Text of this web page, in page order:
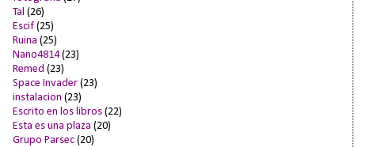
Tal (26)
Escif (25)
Ruina (25)
Nano4814 (23)
Remed (23)
Space Invader (23)
instalacion (23)
Escrito en los libros (22)
Esta es una plaza (20)
Grupo Parsec (20)